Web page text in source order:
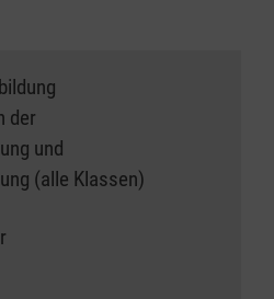
der
und
(alle Klassen)